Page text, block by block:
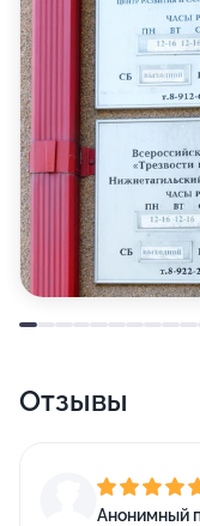
Отзывы
Анонимный